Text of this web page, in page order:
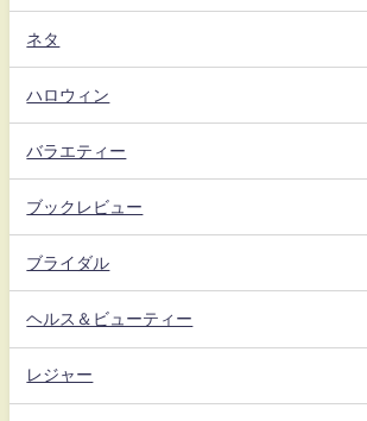
ネタ
ハロウィン
バラエティー
ブックレビュー
ブライダル
ヘルス＆ビューティー
レジャー